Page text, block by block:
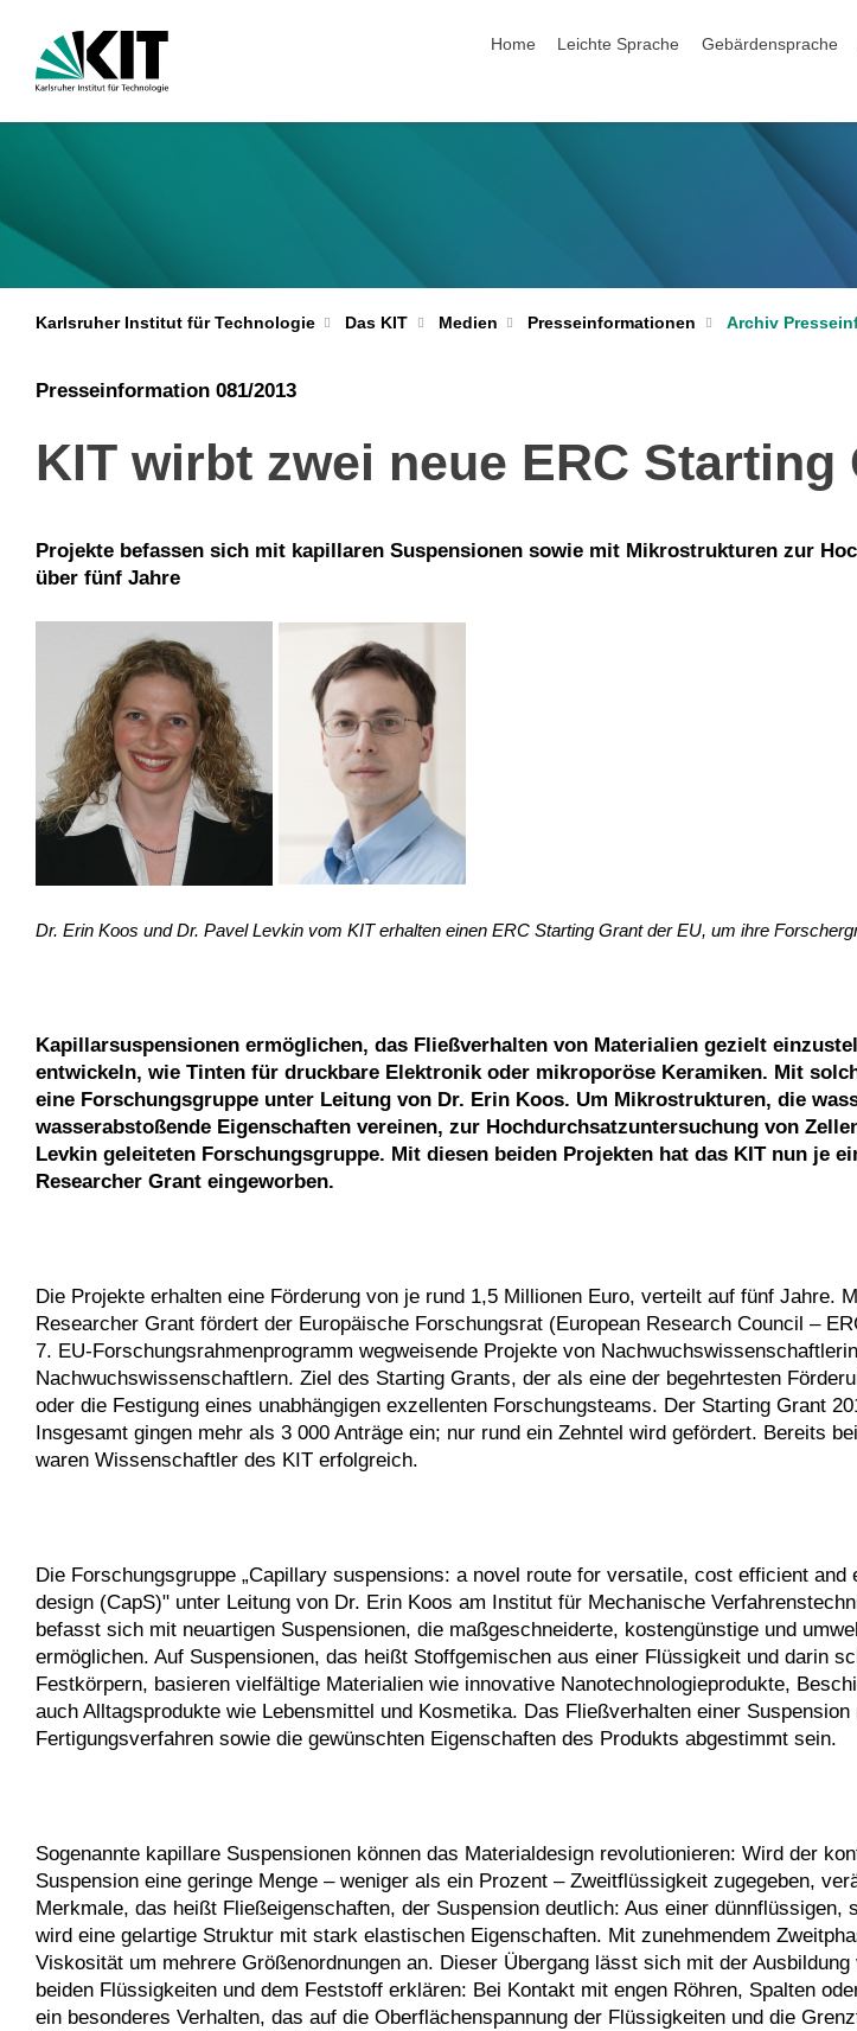
Home
Leichte Sprache Gebärdensprache
Karlsruher Institut für Technologie Das KIT Medien Presseinformationen Archiv
Presseinformation 081/2013
KIT wirbt zwei neue ERC Starting
Projekte befassen sich mit kapillaren Suspensionen sowie mit Mikrostrukturen zur
über fünf Jahre
Dr. Erin Koos und Dr. Pavel Levkin vom KIT erhalten einen ERC Starting Grant der EU, um ihre
Kapillarsuspensionen ermöglichen, das Fließverhalten von Materialien gezielt
entwickeln, wie Tinten für druckbare Elektronik oder mikroporöse Keramiken. Mit
eine Forschungsgruppe unter Leitung von Dr. Erin Koos. Um Mikrostrukturen, die
wasserabstoßende Eigenschaften vereinen, zur Hochdurchsatzuntersuchung von
Levkin geleiteten Forschungsgruppe. Mit diesen beiden Projekten hat das KIT nun je
Researcher Grant eingeworben.
Die Projekte erhalten eine Förderung von je rund 1,5 Millionen Euro, verteilt auf fünf Jahre.
Researcher Grant fördert der Europäische Forschungsrat (European Research Council –
7. EU-Forschungsrahmenprogramm wegweisende Projekte von
Nachwuchswissenschaftlern. Ziel des Starting Grants, der als eine der begehrtesten
oder die Festigung eines unabhängigen exzellenten Forschungsteams. Der Starting Grant
Insgesamt gingen mehr als 3 000 Anträge ein; nur rund ein Zehntel wird gefördert. Bereits
waren Wissenschaftler des KIT erfolgreich.
Die Forschungsgruppe „Capillary suspensions: a novel route for versatile, cost efficient
design (CapS)" unter Leitung von Dr. Erin Koos am Institut für Mechanische
befasst sich mit neuartigen Suspensionen, die maßgeschneiderte, kostengünstige und
ermöglichen. Auf Suspensionen, das heißt Stoffgemischen aus einer Flüssigkeit und darin
Festkörpern, basieren vielfältige Materialien wie innovative Nanotechnologieprodukte,
auch Alltagsprodukte wie Lebensmittel und Kosmetika. Das Fließverhalten einer Suspension
Fertigungsverfahren sowie die gewünschten Eigenschaften des Produkts abgestimmt sein.
Sogenannte kapillare Suspensionen können das Materialdesign revolutionieren: Wird der
Suspension eine geringe Menge – weniger als ein Prozent – Zweitflüssigkeit zugegeben,
Merkmale, das heißt Fließeigenschaften, der Suspension deutlich: Aus einer dünnflüssigen,
wird eine gelartige Struktur mit stark elastischen Eigenschaften. Mit zunehmendem
Viskosität um mehrere Größenordnungen an. Dieser Übergang lässt sich mit der
beiden Flüssigkeiten und dem Feststoff erklären: Bei Kontakt mit engen Röhren, Spalten
ein besonderes Verhalten, das auf die Oberflächenspannung der Flüssigkeiten und die